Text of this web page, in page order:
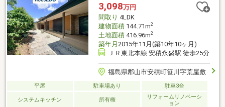
3,098万円
間取り 4LDK
建物面積144.71m2
土地面積416.96m2
築年月 2015年11月(築10年10ヶ月)
ＪＲ東北本線 安積永盛駅 徒歩25分
福島県郡山市安積町笹川字荒屋敷
平屋 駐車場あり 駐車3台
システムキッチン 所有権
リフォームリノベーシ
ョン